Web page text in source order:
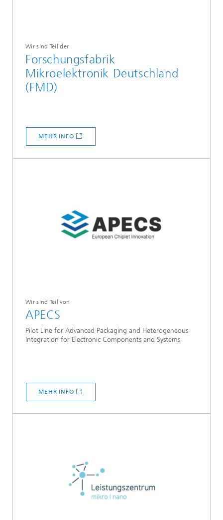
Wir sind Teil der
Forschungsfabrik
Mikroelektronik Deutschland
(FMD)
MEHR INFO
Wir sind Teil von
APECS
Pilot Line for Advanced Packaging and Heterogeneous
Integration for Electronic Components and Systems
MEHR INFO